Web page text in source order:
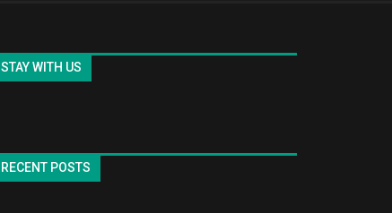
STAY WITH US
RECENT POSTS